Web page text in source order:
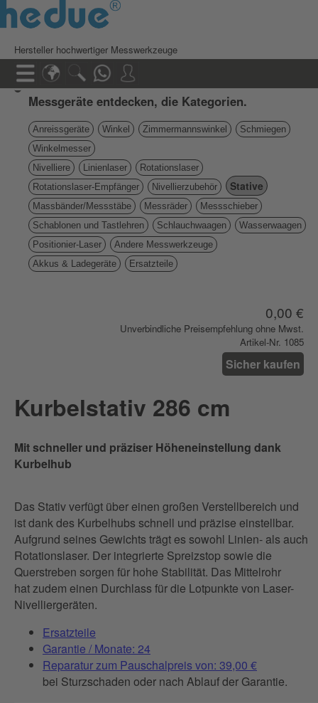
Hersteller hochwertiger Messwerkzeuge
Messgeräte entdecken, die Kategorien.
Anreissgeräte Winkel Zimmermannswinkel
Schmiegen
Winkelmesser
Nivelliere
Linienlaser
Rotationslaser
Rotationslaser-Empfänger
Nivellierzubehör Stative
Massbänder/Messstäbe Messräder
Messschieber
Schablonen und Tastlehren
Schlauchwaagen
Wasserwaagen
Positionier-Laser
Andere Messwerkzeuge
Akkus & Ladegeräte
Ersatzteile
0,00 €
Unverbindliche Preisempfehlung ohne Mwst.
Artikel-Nr. 1085
Sicher kaufen
Kurbelstativ 286 cm
Mit schneller und präziser Höheneinstellung dank
Kurbelhub
Das Stativ verfügt über einen großen Verstellbereich und
ist dank des Kurbelhubs schnell und präzise einstellbar.
Aufgrund seines Gewichts trägt es sowohl Linien- als auch
Rotationslaser. Der integrierte Spreizstop sowie die
Querstreben sorgen für hohe Stabilität. Das Mittelrohr
hat zudem einen Durchlass für die Lotpunkte von Laser-
Nivelliergeräten.
Ersatzteile
Garantie / Monate: 24
Reparatur zum Pauschalpreis von: 39,00 €
bei Sturzschaden oder nach Ablauf der Garantie.